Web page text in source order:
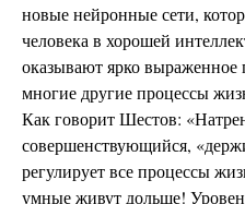
новые нейронные сети,
человека в хорошей
оказывают ярко выраженное
многие другие процессы
Как говорит Шестов:
совершенствующийся,
регулирует все процессы
умные живут дольше!